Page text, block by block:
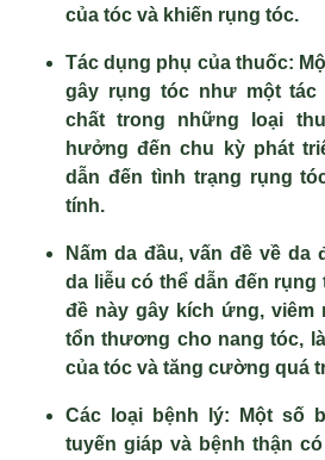
của tóc và khiến rụng tóc.
Tác dụng phụ của thuốc:
gây rụng tóc như một tác
chất trong những loại
hưởng đến chu kỳ phát
dẫn đến tình trạng rụng
tính.
Nấm da đầu, vấn đề về da
da liễu có thể dẫn đến rụng
đề này gây kích ứng, viêm
tổn thương cho nang tóc,
của tóc và tăng cường quá
Các loại bệnh lý: Một số
tuyến giáp và bệnh thận